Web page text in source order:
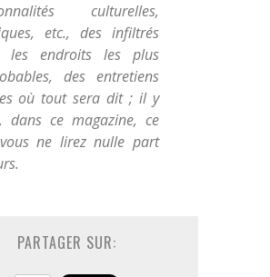
culturelles,
etc., des infiltrés
les endroits les plus
des entretiens
où tout sera dit ; il y
dans ce magazine, ce
ne lirez nulle part
PARTAGER SUR: